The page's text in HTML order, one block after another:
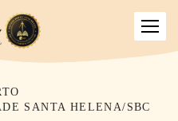
SANTA HELENA/SBC